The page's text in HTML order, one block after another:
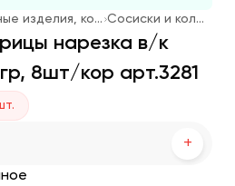
Колбасные изделия, котлеты для фаст-фуда Сосиски и колбаски для жарки
нарезка в/к
8шт/кор арт.3281
+